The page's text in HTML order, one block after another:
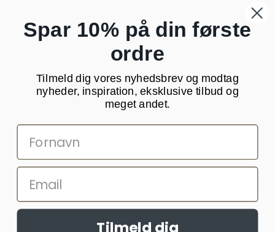
NYHEDSBREV
SOCIALE MEDIER
Spar 10% på din første
ordre
Tilmeld dig vores nyhedsbrev og modtag
nyheder, inspiration, eksklusive tilbud og
meget andet.
Tilmeld dig